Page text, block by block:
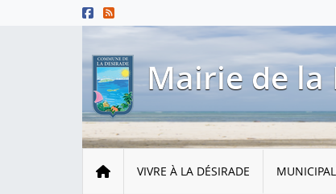
Menu principal
Contenu principal
Mairie de la
AccueilVIVRE À LA DÉSIRADE